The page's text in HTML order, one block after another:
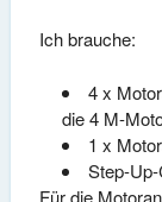
Ich brauche:
4 x
die 4 M-
1 x
Step-
Für die